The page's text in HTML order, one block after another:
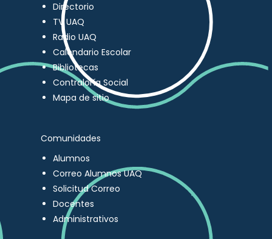
Directorio
TV UAQ
Radio UAQ
Calendario Escolar
Bibliotecas
Contraloría Social
Mapa de sitio
Comunidades
Alumnos
Correo Alumnos UAQ
Solicitud Correo
Docentes
Administrativos